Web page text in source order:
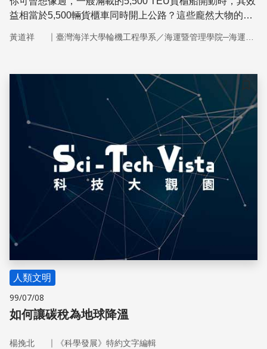
益相當於5,500輛貨櫃車同時開上公路？這些龐然大物的運
在海運上？
黃道祥 ｜
儲存
人類文明
99/07/08
如何讓碳稅為地球降溫
楊挽北 ｜ 《科學發展》特約文字編輯